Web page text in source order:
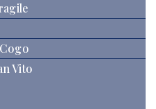
Vito